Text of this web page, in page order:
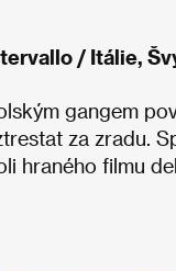
/ Itálie,
gangem
za zradu.
hraného filmu